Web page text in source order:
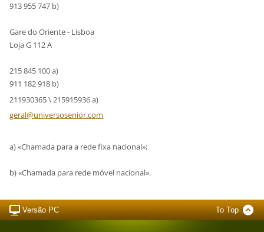
913 955 747 b)
Gare do Oriente - Lisboa
Loja G 112 A
215 845 100 a)
911 182 918 b)
211930365 \ 215915936 a)
geral@universosenior.com
a) «Chamada para a rede fixa nacional»;
b) «Chamada para rede móvel nacional».
Versão PC To Top